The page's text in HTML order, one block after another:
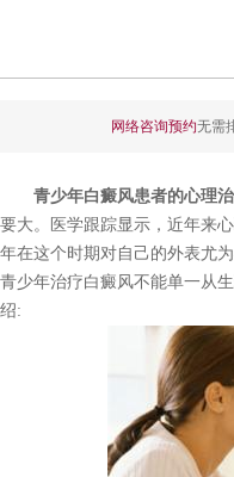
网络咨询预约无需
青少年白癜风患者的心理
要大。医学跟踪显示，近年来
年在这个时期对自己的外表尤
青少年治疗白癜风不能单一从
绍: